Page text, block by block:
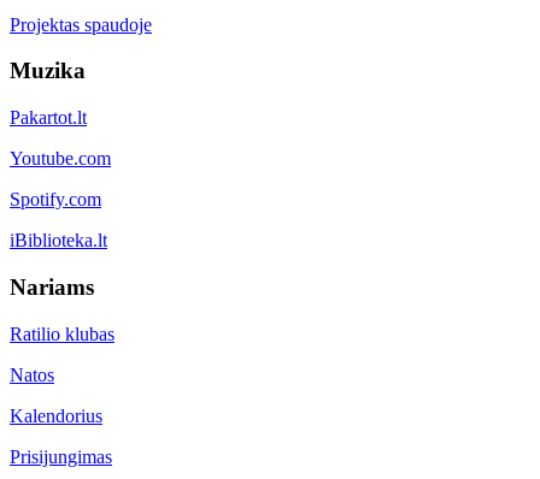
Projektas spaudoje
Muzika
Pakartot.lt
Youtube.com
Spotify.com
iBiblioteka.lt
Nariams
Ratilio klubas
Natos
Kalendorius
Prisijungimas